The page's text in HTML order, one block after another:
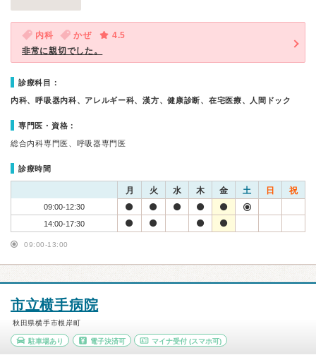
内科 かぜ
4.5
非常に親切でした。
診療科目：
内科、呼吸器内科、アレルギー科、漢方、健康診断、在宅医療、人間ドック
専門医・資格：
総合内科専門医、呼吸器専門医
診療時間
月 火 水 木 金 土 日 祝
09:00-12:30
14:00-17:30
09:00-13:00
市立横手病院
秋田県横手市根岸町
駐車場あり 電子決済可 マイナ受付 (スマホ可)